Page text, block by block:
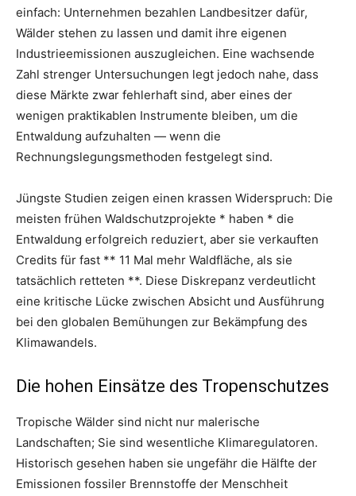
einfach: Unternehmen bezahlen Landbesitzer dafür,
Wälder stehen zu lassen und damit ihre eigenen
Industrieemissionen auszugleichen. Eine wachsende
Zahl strenger Untersuchungen legt jedoch nahe, dass
diese Märkte zwar fehlerhaft sind, aber eines der
wenigen praktikablen Instrumente bleiben, um die
Entwaldung aufzuhalten — wenn die
Rechnungslegungsmethoden festgelegt sind.
Jüngste Studien zeigen einen krassen Widerspruch: Die
meisten frühen Waldschutzprojekte * haben * die
Entwaldung erfolgreich reduziert, aber sie verkauften
Credits für fast ** 11 Mal mehr Waldfläche, als sie
tatsächlich retteten **. Diese Diskrepanz verdeutlicht
eine kritische Lücke zwischen Absicht und Ausführung
bei den globalen Bemühungen zur Bekämpfung des
Klimawandels.
Die hohen Einsätze des Tropenschutzes
Tropische Wälder sind nicht nur malerische
Landschaften; Sie sind wesentliche Klimaregulatoren.
Historisch gesehen haben sie ungefähr die Hälfte der
Emissionen fossiler Brennstoffe der Menschheit